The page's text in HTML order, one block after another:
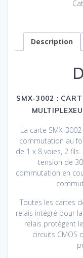
Description
SMX-3002 :
La carte SMX-
commutation au
de 1 x 8 voies, 2
tension de
commutation en
Toutes les cartes
relais intégré pour
relais protègent
circuits CMOS